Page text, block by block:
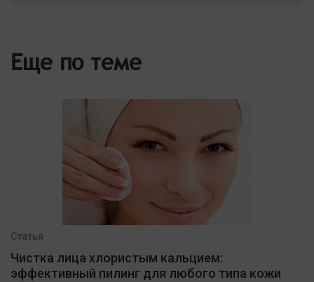
Еще по теме
Статья
Чистка лица хлористым кальцием:
эффективный пилинг для любого типа кожи